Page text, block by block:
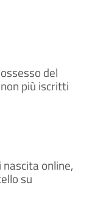
del
più iscritti
online,
su